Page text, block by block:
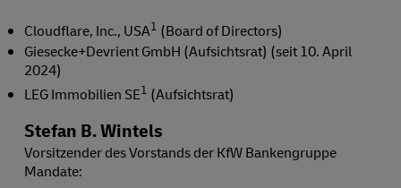
Cloudflare, Inc., USA1 (Board of Directors)
Giesecke+Devrient GmbH (Aufsichtsrat) (seit 10. April
2024)
LEG Immobilien SE1 (Aufsichtsrat)
Stefan B. Wintels
Vorsitzender des Vorstands der KfW Bankengruppe
Mandate: